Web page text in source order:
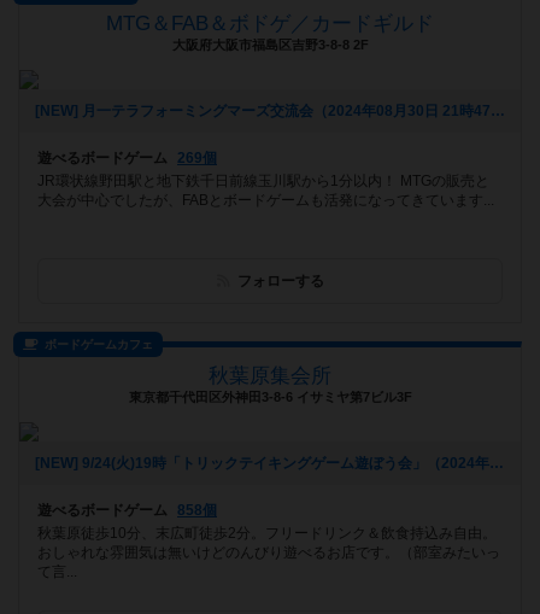
MTG＆FAB＆ボドゲ／カードギルド
大阪府大阪市福島区吉野3-8-8 2F
[NEW] 月一テラフォーミングマーズ交流会（2024年08月30日 21時47分）
遊べるボードゲーム
269個
JR環状線野田駅と地下鉄千日前線玉川駅から1分以内！ MTGの販売と
大会が中心でしたが、FABとボードゲームも活発になってきています...
フォローする
ボードゲームカフェ
秋葉原集会所
東京都千代田区外神田3-8-6 イサミヤ第7ビル3F
[NEW] 9/24(火)19時「トリックテイキングゲーム遊ぼう会」（2024年08月26日 17時22分）
遊べるボードゲーム
858個
秋葉原徒歩10分、末広町徒歩2分。フリードリンク＆飲食持込み自由。
おしゃれな雰囲気は無いけどのんびり遊べるお店です。（部室みたいっ
て言...